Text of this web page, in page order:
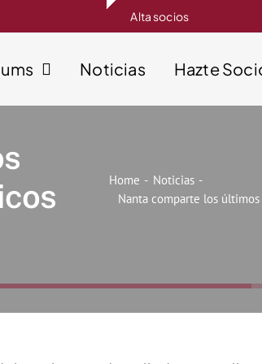
Alta socios
Noticias Hazte
Home
Noticias
Nanta comparte los